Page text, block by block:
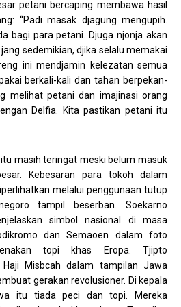
petani bercaping membawa hasil
“Padi masak djagung mengupih.
bagi para petani. Djuga njonja akan
sedemikian, djika selalu memakai
ini mendjamin kelezatan semua
berkali-kali dan tahan berpekan-
melihat petani dan imajinasi orang
Delfia. Kita pastikan petani itu
masih teringat meski belum masuk
Kebesaran para tokoh dalam
melalui penggunaan tutup
tampil beserban. Soekarno
simbol nasional di masa
dan Semaoen dalam foto
topi khas Eropa. Tjipto
Haji Misbcah dalam tampilan Jawa
gerakan revolusioner. Di kepala
itu tiada peci dan topi. Mereka